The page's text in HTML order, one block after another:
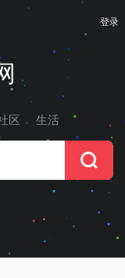
登录
区 生活